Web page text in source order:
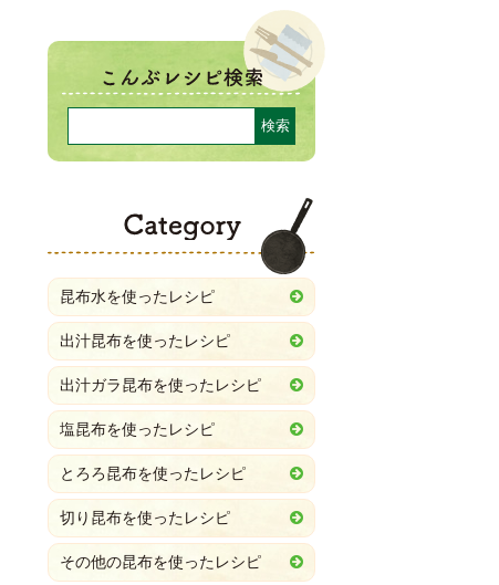
こんぶレシピ
昆布水を使ったレシピ
出汁昆布を使ったレシピ
出汁ガラ昆布を使ったレシピ
塩昆布を使ったレシピ
とろろ昆布を使ったレシピ
切り昆布を使ったレシピ
その他の昆布を使ったレシピ